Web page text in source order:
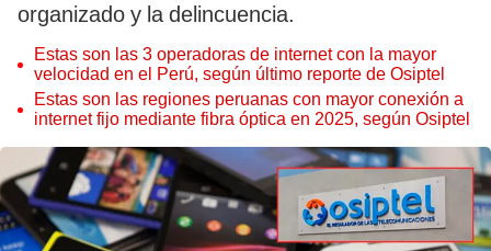
organizado y la delincuencia.
Estas son las 3 operadoras de internet con la mayor
velocidad en el Perú, según último reporte de Osiptel
Estas son las regiones peruanas con mayor conexión a
internet fijo mediante fibra óptica en 2025, según Osiptel